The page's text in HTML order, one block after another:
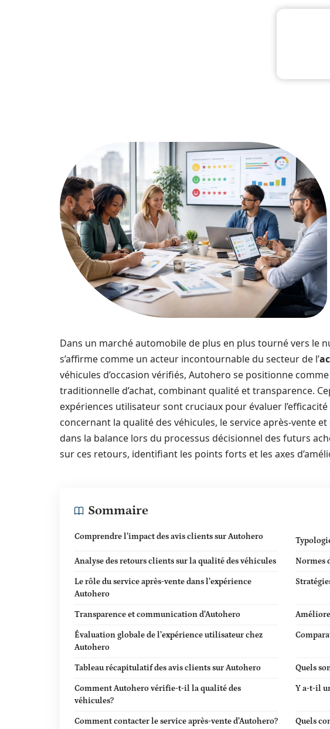
Dans un marché automobile de plus en plus tourné vers le
s’affirme comme un acteur incontournable du secteur de l’
véhicules d’occasion vérifiés, Autohero se positionne
traditionnelle d’achat, combinant qualité et transparence.
expériences utilisateur sont cruciaux pour évaluer
concernant la qualité des véhicules, le service après-vente
dans la balance lors du processus décisionnel des futurs
sur ces retours, identifiant les points forts et les axes
Sommaire
Comprendre l’impact des avis clients sur Autohero
Analyse des retours clients sur la qualité des véhicules Normes
Le rôle du service après-vente dans l’expérience
Autohero
Transparence et communication d’Autohero
Évaluation globale de l’expérience utilisateur chez
Autohero
Tableau récapitulatif des avis clients sur Autohero Quels
Comment Autohero vérifie-t-il la qualité des
véhicules?
Y a-t-il
Comment contacter le service après-vente d’Autohero?
Quels